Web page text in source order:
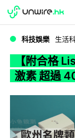
WWDC 2026
科技娛樂 生活
【附合格
激素 超過